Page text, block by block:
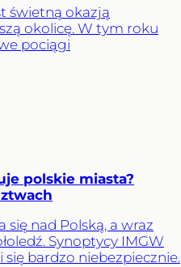
świetną okazją
okolicę. W tym roku
pociągi
polskie miasta?
nad Polską, a wraz
Synoptycy IMGW
bardzo niebezpiecznie.